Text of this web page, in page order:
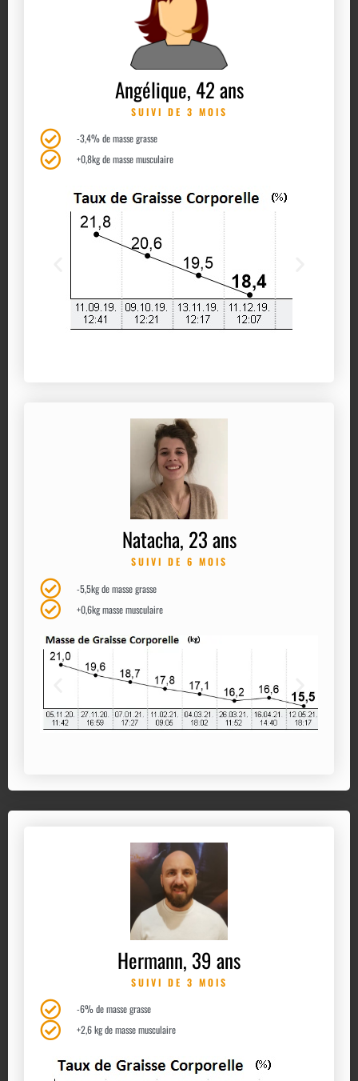
Angélique, 42 ans
SUIVI DE 3 MOIS
-3,4% de masse grasse
+0,8kg de masse musculaire
Natacha, 23 ans
SUIVI DE 6 MOIS
-5,5kg de masse grasse
+0,6kg masse musculaire
Hermann, 39 ans
SUIVI DE 3 MOIS
-6% de masse grasse
+2,6 kg de masse musculaire